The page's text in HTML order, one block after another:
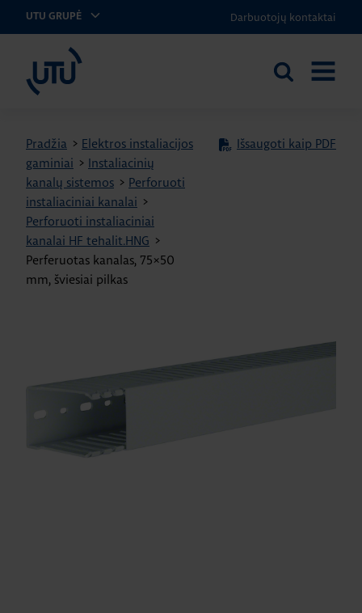
UTU GRUPĖ Darbuotojų kontaktai
UTU Lithuania
Ieškoti
Pradžia > Elektros instaliacijos
gaminiai > Instaliacinių
kanalų sistemos > Perforuoti
instaliaciniai kanalai >
Perforuoti instaliaciniai
kanalai HF tehalit.HNG >
Perferuotas kanalas, 75×50
mm, šviesiai pilkas
Išsaugoti kaip PDF